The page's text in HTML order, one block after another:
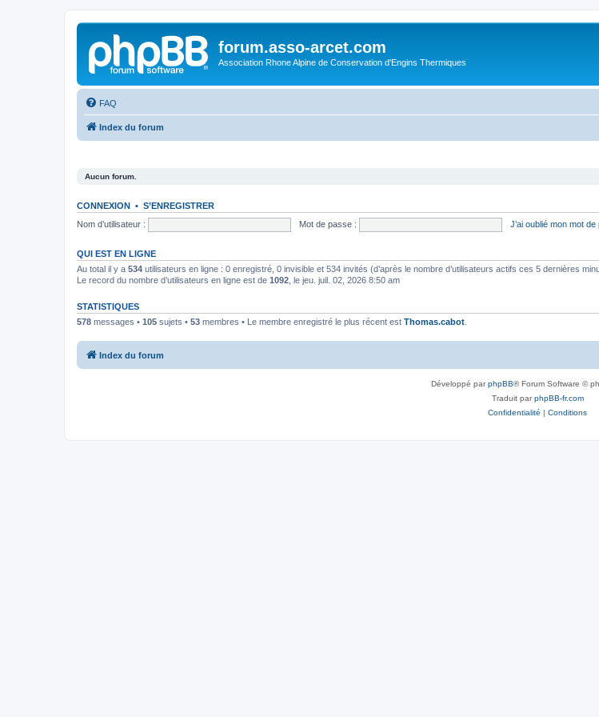
forum.asso-arcet.com
Association Rhone Alpine de Conservation d'Engins Thermiques
FAQ
Index du forum
Aucun forum.
CONNEXION • S’ENREGISTRER
Nom d’utilisateur :
Mot de passe : J’ai oublié mon mot de
QUI EST EN LIGNE
Au total il y a 534 utilisateurs en ligne : 0 enregistré, 0 invisible et 534 invités (d’après le nombre d’utilisateurs actifs ces 5 dernières
Le record du nombre d’utilisateurs en ligne est de 1092 , le jeu. juil. 02, 2026 8:50 am
STATISTIQUES
578 messages • 105 sujets • 53 membres • Le membre enregistré le plus récent est Thomas.cabot
Index du forum
Développé parphpBB® Forum Software ©
Traduit parphpBB-fr.com
Confidentialité | Conditions